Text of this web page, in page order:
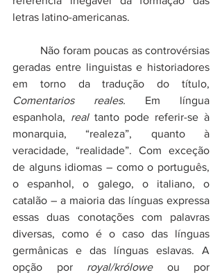
letras latino-americanas.
geradas entre linguistas e historiadores
Comentarios reales. Em língua
espanhola, real tanto pode referir-se à
monarquia, “realeza”, quanto à
veracidade, “realidade”. Com exceção
de alguns idiomas – como o português,
o espanhol, o galego, o italiano, o
catalão – a maioria das línguas expressa
essas duas conotações com palavras
diversas, como é o caso das línguas
germânicas e das línguas eslavas. A
opção por royal/królowe